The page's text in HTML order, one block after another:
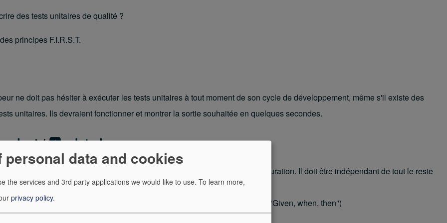
des tests unitaires de qualité ?
principes F.I.R.S.T.
ne doit pas hésiter à exécuter les tests unitaires à tout moment de son cycle de développement, même s'il existe des
unitaires. Ils devraient fonctionner et montrer la sortie souhaitée en quelques secondes.
/ 🅸solated
tout test unitaire donné, pour ses variables d'environnement ou pour sa configuration. Il doit être indépendant de tout le reste
ne soit influencé par aucun autre facteur
les 3 A du test : Arrange, Act, Assert (aussi appelé, dans certains ouvrages, "Given, when, then")
personal data and cookies
the services and 3rd party applications we would like to use. To learn more,
privacy policy.